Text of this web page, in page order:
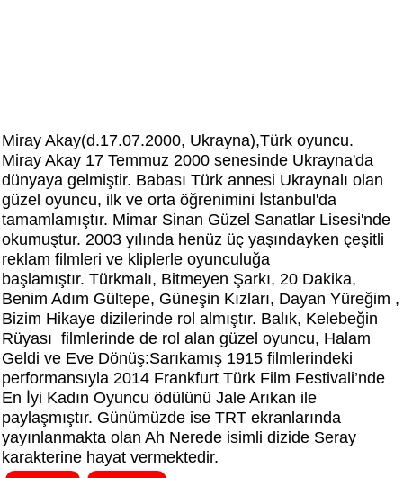
Miray Akay(d.17.07.2000, Ukrayna),Türk oyuncu.
Miray Akay 17 Temmuz 2000 senesinde Ukrayna'da
dünyaya gelmiştir. Babası Türk annesi Ukraynalı olan
güzel oyuncu, ilk ve orta öğrenimini İstanbul'da
tamamlamıştır. Mimar Sinan Güzel Sanatlar Lisesi'nde
okumuştur. 2003 yılında henüz üç yaşındayken çeşitli
reklam filmleri ve kliplerle oyunculuğa
başlamıştır. Türkmalı, Bitmeyen Şarkı, 20 Dakika,
Benim Adım Gültepe, Güneşin Kızları, Dayan Yüreğim ,
Bizim Hikaye dizilerinde rol almıştır. Balık, Kelebeğin
Rüyası filmlerinde de rol alan güzel oyuncu, Halam
Geldi ve Eve Dönüş:Sarıkamış 1915 filmlerindeki
performansıyla 2014 Frankfurt Türk Film Festivali’nde
En İyi Kadın Oyuncu ödülünü Jale Arıkan ile
paylaşmıştır. Günümüzde ise TRT ekranlarında
yayınlanmakta olan Ah Nerede isimli dizide Seray
karakterine hayat vermektedir.